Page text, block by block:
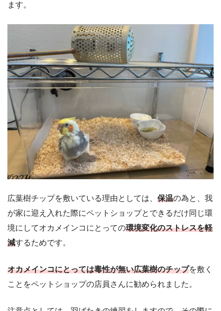
ます。
広葉樹チップを敷いている理由としては、 保温の為と、我
が家に迎え入れた際にペットショップとできるだけ同じ環
境にしてオカメインコにとっての環境変化のストレスを軽
減するためです。
オカメインコにとっては毒性が無い広葉樹のチップを敷く
ことをペットショップの店員さんに勧められました。